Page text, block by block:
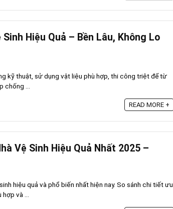
Hiệu Quả – Bền Lâu, Không Lo
kỹ thuật, sử dụng vật liệu phù hợp, thi công triệt để từ
...
READ MORE +
Vệ Sinh Hiệu Quả Nhất 2025 –
hiệu quả và phổ biến nhất hiện nay. So sánh chi tiết ưu
và ...